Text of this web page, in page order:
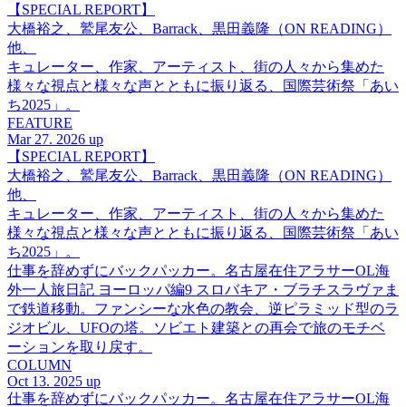
【SPECIAL REPORT】
大橋裕之、鷲尾友公、Barrack、黒田義隆（ON READING）
他、
キュレーター、作家、アーティスト、街の人々から集めた
様々な視点と様々な声とともに振り返る、国際芸術祭「あい
ち2025」。
FEATURE
Mar 27. 2026 up
【SPECIAL REPORT】
大橋裕之、鷲尾友公、Barrack、黒田義隆（ON READING）
他、
キュレーター、作家、アーティスト、街の人々から集めた
様々な視点と様々な声とともに振り返る、国際芸術祭「あい
ち2025」。
仕事を辞めずにバックパッカー。名古屋在住アラサーOL海
外一人旅日記 ヨーロッパ編9 スロバキア・ブラチスラヴァま
で鉄道移動。ファンシーな水色の教会、逆ピラミッド型のラ
ジオビル、UFOの塔。ソビエト建築との再会で旅のモチベ
ーションを取り戻す。
COLUMN
Oct 13. 2025 up
仕事を辞めずにバックパッカー。名古屋在住アラサーOL海